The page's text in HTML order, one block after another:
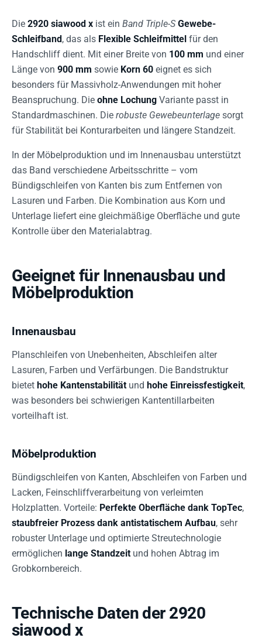
Die 2920 siawood x ist ein Band Triple-S Gewebe-
Schleifband, das als Flexible Schleifmittel für den
Handschliff dient. Mit einer Breite von 100 mm und einer
Länge von 900 mm sowie Korn 60 eignet es sich
besonders für Massivholz-Anwendungen mit hoher
Beanspruchung. Die ohne Lochung Variante passt in
Standardmaschinen. Die robuste Gewebeunterlage sorgt
für Stabilität bei Konturarbeiten und längere Standzeit.
In der Möbelproduktion und im Innenausbau unterstützt
das Band verschiedene Arbeitsschritte – vom
Bündigschleifen von Kanten bis zum Entfernen von
Lasuren und Farben. Die Kombination aus Korn und
Unterlage liefert eine gleichmäßige Oberfläche und gute
Kontrolle über den Materialabtrag.
Geeignet für Innenausbau und
Möbelproduktion
Innenausbau
Planschleifen von Unebenheiten, Abschleifen alter
Lasuren, Farben und Verfärbungen. Die Bandstruktur
bietet hohe Kantenstabilität und hohe Einreissfestigkeit,
was besonders bei schwierigen Kantentillarbeiten
vorteilhaft ist.
Möbelproduktion
Bündigschleifen von Kanten, Abschleifen von Farben und
Lacken, Feinschliffverarbeitung von verleimten
Holzplatten. Vorteile: Perfekte Oberfläche dank TopTec,
staubfreier Prozess dank antistatischem Aufbau, sehr
robuster Unterlage und optimierte Streutechnologie
ermöglichen lange Standzeit und hohen Abtrag im
Grobkornbereich.
Technische Daten der 2920
siawood x